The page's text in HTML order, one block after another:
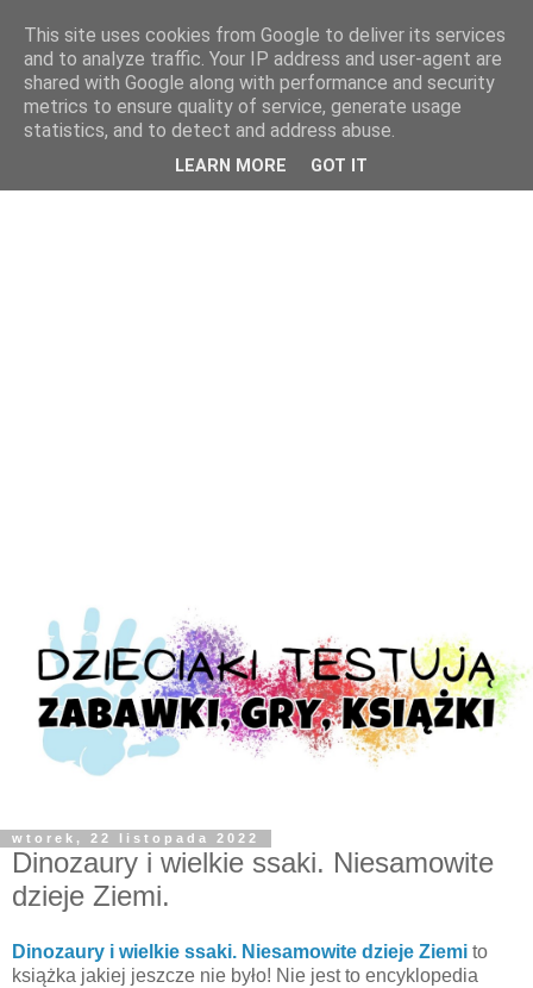
wtorek, 22 listopada 2022
Dinozaury i wielkie ssaki. Niesamowite
dzieje Ziemi.
Dinozaury i wielkie ssaki. Niesamowite dzieje Ziemi to
książka jakiej jeszcze nie było! Nie jest to encyklopedia
This site uses cookies from Google to deliver its services
and to analyze traffic. Your IP address and user-agent are
shared with Google along with performance and security
metrics to ensure quality of service, generate usage
statistics, and to detect and address abuse.
LEARN MORE GOT IT